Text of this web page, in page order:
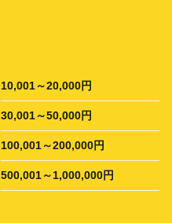
10,001～20,000円
30,001～50,000円
100,001～200,000円
500,001～1,000,000円